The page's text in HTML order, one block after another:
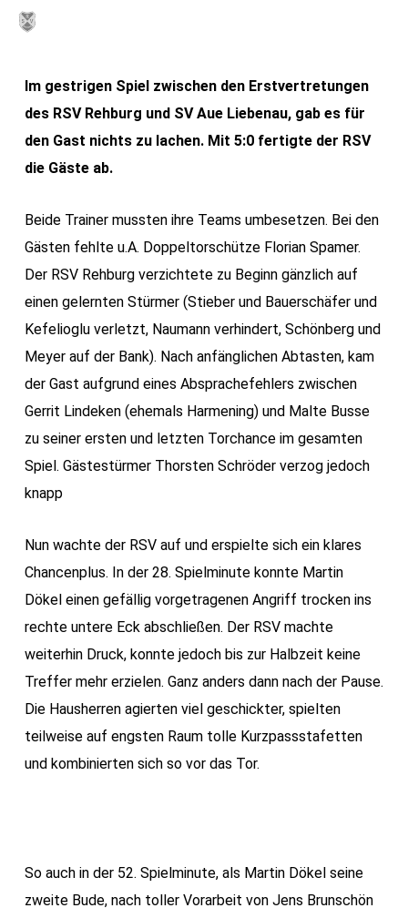
Skip
contentIm gestrigen Spiel zwischen den Erstvertretungen
des RSV Rehburg und SV Aue Liebenau, gab es für
den Gast nichts zu lachen. Mit 5:0 fertigte der RSV
die Gäste ab.
Beide Trainer mussten ihre Teams umbesetzen. Bei den
Gästen fehlte u.A. Doppeltorschütze Florian Spamer.
Der RSV Rehburg verzichtete zu Beginn gänzlich auf
einen gelernten Stürmer (Stieber und Bauerschäfer und
Kefelioglu verletzt, Naumann verhindert, Schönberg und
Meyer auf der Bank). Nach anfänglichen Abtasten, kam
der Gast aufgrund eines Absprachefehlers zwischen
Gerrit Lindeken (ehemals Harmening) und Malte Busse
zu seiner ersten und letzten Torchance im gesamten
Spiel. Gästestürmer Thorsten Schröder verzog jedoch
knapp
Nun wachte der RSV auf und erspielte sich ein klares
Chancenplus. In der 28. Spielminute konnte Martin
Dökel einen gefällig vorgetragenen Angriff trocken ins
rechte untere Eck abschließen. Der RSV machte
weiterhin Druck, konnte jedoch bis zur Halbzeit keine
Treffer mehr erzielen. Ganz anders dann nach der Pause.
Die Hausherren agierten viel geschickter, spielten
teilweise auf engsten Raum tolle Kurzpassstafetten
und kombinierten sich so vor das Tor.
So auch in der 52. Spielminute, als Martin Dökel seine
zweite Bude, nach toller Vorarbeit von Jens Brunschön